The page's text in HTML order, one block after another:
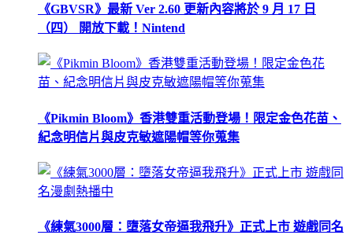
《GBVSR》最新 Ver 2.60 更新內容將於 9 月 17 日
（四） 開放下載！Nintend
《Pikmin Bloom》香港雙重活動登場！限定金色花苗、
紀念明信片與皮克敏遮陽帽等你蒐集
《練氣3000層：墮落女帝逼我飛升》正式上市 遊戲同名